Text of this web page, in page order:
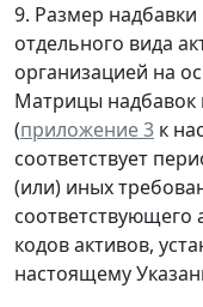
9. Размер
отдельного вида
организацией на
Матрицы надбавок
(приложение 3 к
соответствует
(или) иных
кодов активов,
настоящему